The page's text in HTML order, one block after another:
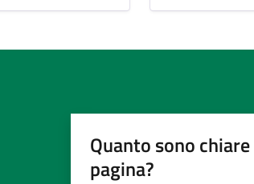
Quanto sono
pagina?